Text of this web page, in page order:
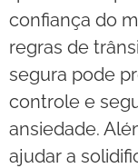
confiança do
regras de
segura pode
controle e
ansiedade.
ajudar a